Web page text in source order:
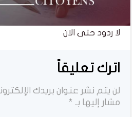
لا ردود حتى الان
اترك تعليقاً
لن يتم نشر عنوان بريدك
مشار إليها بـ *